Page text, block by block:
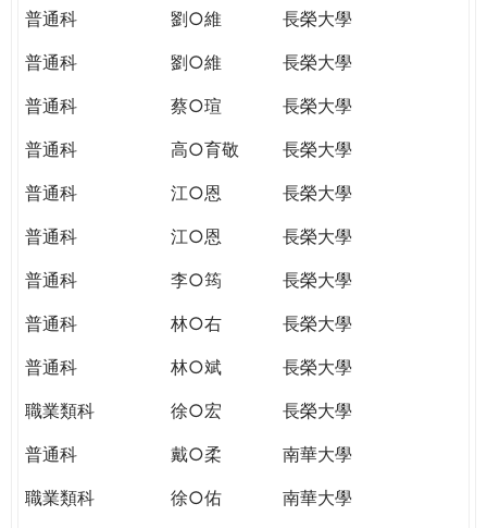
普通科
劉○維
長榮大學
普通科
劉○維
長榮大學
普通科
蔡○瑄
長榮大學
普通科
高○育敬
長榮大學
普通科
江○恩
長榮大學
普通科
江○恩
長榮大學
普通科
李○筠
長榮大學
普通科
林○右
長榮大學
普通科
林○斌
長榮大學
職業類科
徐○宏
長榮大學
普通科
戴○柔
南華大學
職業類科
徐○佑
南華大學